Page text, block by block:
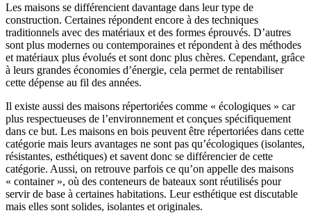
Les maisons se différencient davantage dans leur type de
construction. Certaines répondent encore à des techniques
traditionnels avec des matériaux et des formes éprouvés. D’autres
sont plus modernes ou contemporaines et répondent à des méthodes
et matériaux plus évolués et sont donc plus chères. Cependant, grâce
à leurs grandes économies d’énergie, cela permet de rentabiliser
cette dépense au fil des années.
Il existe aussi des maisons répertoriées comme « écologiques » car
plus respectueuses de l’environnement et conçues spécifiquement
dans ce but. Les maisons en bois peuvent être répertoriées dans cette
catégorie mais leurs avantages ne sont pas qu’écologiques (isolantes,
résistantes, esthétiques) et savent donc se différencier de cette
catégorie. Aussi, on retrouve parfois ce qu’on appelle des maisons
« container », où des conteneurs de bateaux sont réutilisés pour
servir de base à certaines habitations. Leur esthétique est discutable
mais elles sont solides, isolantes et originales.